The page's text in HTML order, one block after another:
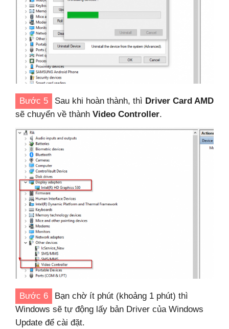
Bước 5 Sau khi hoàn thành, thì Driver Card AMD
sẽ chuyển về thành Video Controller.
Bước 6
Bạn chờ ít phút (khoảng 1 phút) thì
Windows sẽ tự động lấy bản Driver của Windows
Update để cài đặt.